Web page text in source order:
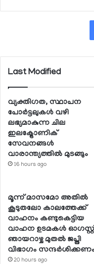
Last Modified
വ്യക്തിഗത, സ്ഥാപന
പോര്‍ട്ടലുകള്‍ വഴി
ലഭ്യമാകുന്ന ചില
ഇലക്ട്രോണിക്
സേവനങ്ങള്‍
വാരാന്ത്യത്തില്‍ മുടങ്ങും
16 hours ago
മൂന്ന് മാസമോ അതില്‍
കൂടുതലോ കാലത്തേക്ക്
വാഹനം കണ്ടുകെട്ടിയ
വാഹന ഉടമകള്‍
ഞായറാഴ്ച മുതല്‍ ജപ്തി
വിഭാഗം
20 hours ago